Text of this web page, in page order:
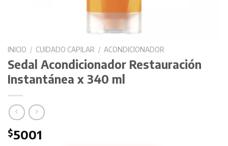
INICIO / CUIDADO CAPILAR / ACONDICIONADOR
Sedal Acondicionador Restauración
Instantánea x 340 ml
$5001